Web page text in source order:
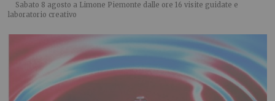
Sabato 8 agosto a Limone Piemonte dalle ore 16 visite guidate e
laboratorio creativo